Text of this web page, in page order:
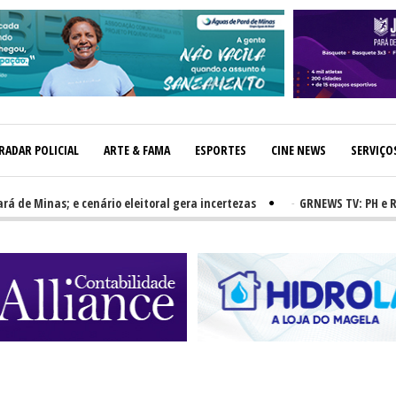
RADAR POLICIAL ARTE & FAMA ESPORTES CINE NEWS
e cenário eleitoral gera incertezas - GRNEWS TV: PH e